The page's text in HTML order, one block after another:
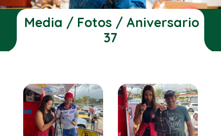
Media / Fotos / Aniversario
37